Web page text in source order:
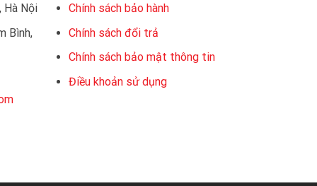
Hà Nội
Bình,
Chính sách bảo hành
Chính sách đổi trả
Chính sách bảo mật thông tin
Điều khoản sử dụng